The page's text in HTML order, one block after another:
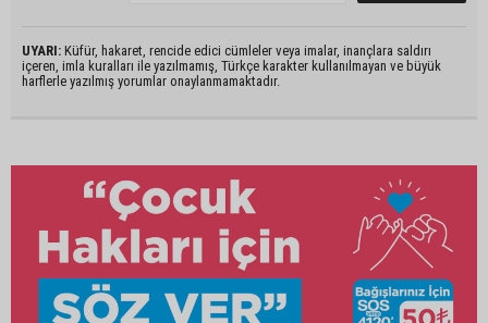
UYARI: Küfür, hakaret, rencide edici cümleler veya imalar, inançlara saldırı
içeren, imla kuralları ile yazılmamış, Türkçe karakter kullanılmayan ve büyük
harflerle yazılmış yorumlar onaylanmamaktadır.